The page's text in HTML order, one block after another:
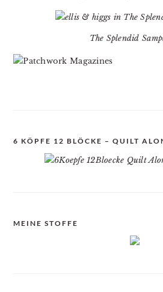
The Splendid
6 KÖPFE 12 BLÖCKE – QUILT
MEINE STOFFE